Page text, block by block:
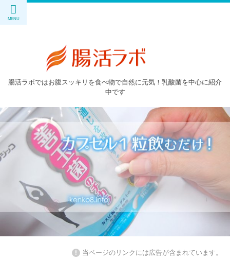
腸活ラボではお腹スッキリを食べ物で自然に元気！乳酸菌を中心に紹介
中です
! 当ページのリンクには広告が含まれています。